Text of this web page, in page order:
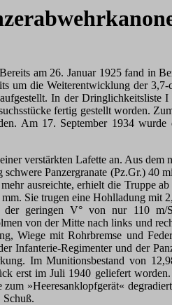
am 26. Januar 1925 fand in
um die Weiterentwicklung der
In der
fertig gestellt worden.
Am 17. September 1934
verstärkten Lafette an. Aus
Panzergranate (Pz.Gr.)
ausreichte, erhielt die Truppe
Sie trugen eine Hohlladung
der geringen V° von nur 110
von der Mitte nach links und
Wiege mit Rohrbremse und
Infanterie-Regimenter und der
Im Munitionsbestand von
erst im Juli 1940 geliefert
»Heeresanklopfgerät«
Schuß.